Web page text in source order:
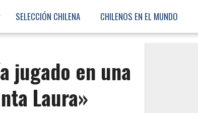
SELECCIÓN CHILENA CHILENOS EN EL MUNDO
jugado en una
Laura»